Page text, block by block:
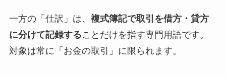
一方の「仕訳」は、 複式簿記で取引を借方・貸方
に分けて記録することだけを指す専門用語です。
対象は常に「お金の取引」に限られます。